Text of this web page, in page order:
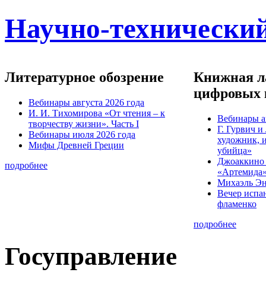
Научно-
Литературное обозрение
Вебинары августа 2026 года
И. И. Тихомирова «От чтения – к
творчеству жизни». Часть I
Вебинары июля 2026 года
Мифы Древней Греции
подробнее
Книжная
цифровых
Вебинары
Г. Гурвич
художник,
убийца»
Михаэль
Вечер
фламенко
подробнее
Госуправление